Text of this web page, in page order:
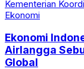
Ekonomi
Ekonomi
Airlangga
Global